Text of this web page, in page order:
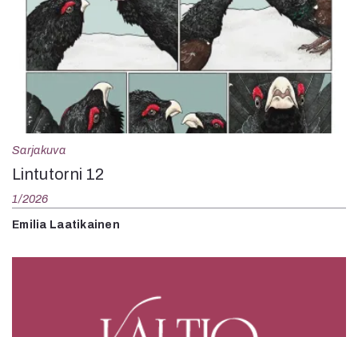
Sarjakuva
Lintutorni 12
1/2026
Emilia Laatikainen